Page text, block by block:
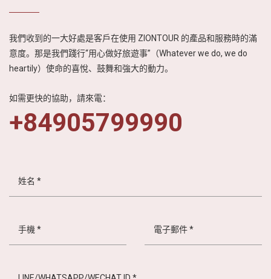
我們收到的一大好處是客戶在使用 ZIONTOUR 的產品和服務時的滿
意度。那是我們踐行“用心做好旅遊事”（Whatever we do, we do
heartily）使命的喜悅、鼓舞和強大的動力。
如需更快的協助，請來電：
+84905799990